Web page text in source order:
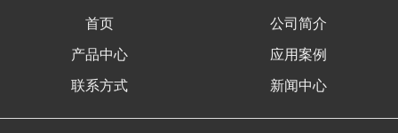
首页
公司简介
产品中心
应用案例
联系方式
新闻中心